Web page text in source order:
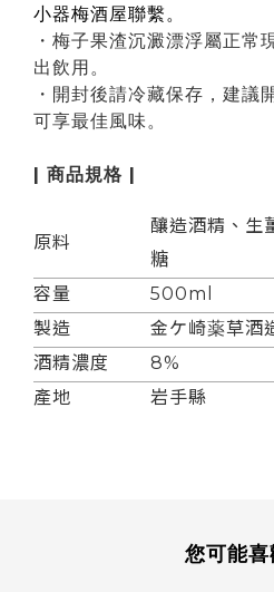
小器梅酒屋聯繫。
・梅子果渣沉澱漂浮屬正常
出飲用。
・開封後請冷藏保存，建議
可享最佳風味。
| 商品規格 |
原料
釀造酒精、生
糖
容量
500ml
製造
金ケ崎薬草酒
酒精濃度
8%
產地
岩手縣
您可能